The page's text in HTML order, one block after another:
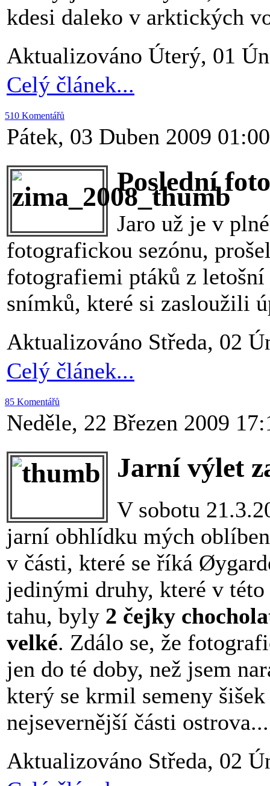
kdesi daleko v arktických
Aktualizováno Úterý, 01
Celý článek...
510 Komentářů
Pátek, 03 Duben 2009 01:00
Poslední
Jaro už je v
fotografickou sezónu,
fotografiemi ptáků z
snímků, které si zasloužili
Aktualizováno Středa, 02
Celý článek...
85 Komentářů
Neděle, 22 Březen 2009
Jarní výlet
V sobotu
jarní obhlídku mých
v části, které se říká
jedinými druhy, které v
tahu, byly 2 čejky
velké. Zdálo se, že
jen do té doby, než jsem
který se krmil semeny
nejsevernější části ostrova...
Aktualizováno Středa, 02